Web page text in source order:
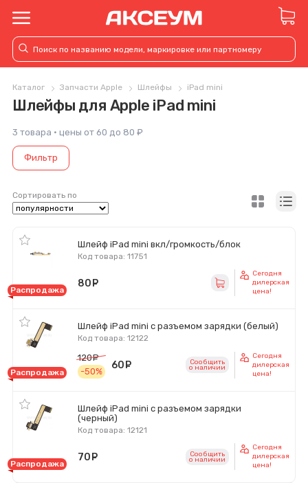
Каталог Запчасти Apple Шлейфы iPad mini
Шлейфы для Apple iPad mini
3 товара · цены от 60 до 80 ₽
Фильтр
Сортировать по
Шлейф iPad mini вкл/громкость/блок
Код товара: 11751
Распродажа
80
Сегодня
дилерская
цена!
Шлейф iPad mini с разъемом зарядки (белый)
Код товара: 12122
Распродажа
120
руб.
-50%
60 Сообщить
o наличии
Сегодня
дилерская
цена!
Шлейф iPad mini с разъемом зарядки
(черный)
Код товара: 12121
Распродажа
70 Сообщить
o наличии
Сегодня
дилерская
цена!